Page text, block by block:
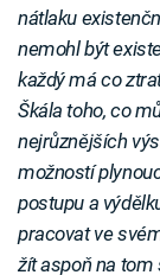
nátlaku
nemohl být
každý má co
Škála toho, co
nejrůznějších
možností
postupu a
pracovat ve
žít aspoň na